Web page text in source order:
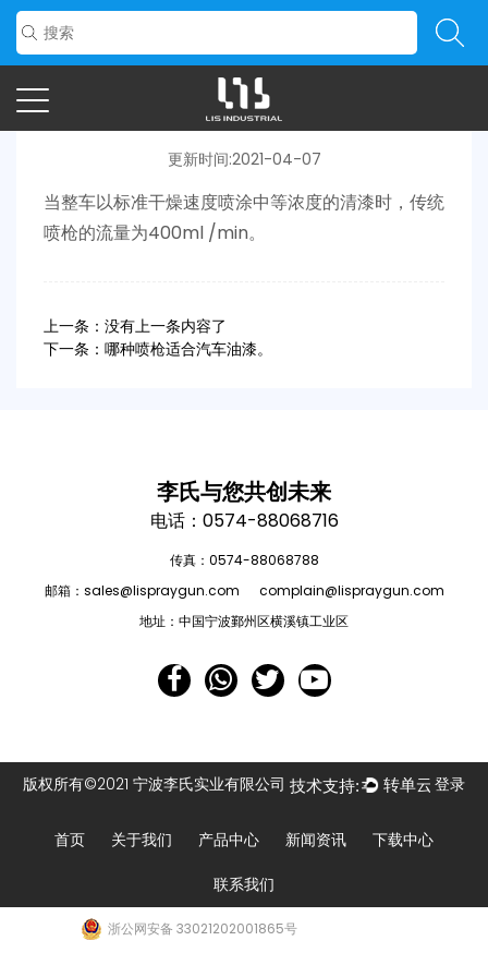
整车喷涂常规喷枪流量
更新时间:2021-04-07
当整车以标准干燥速度喷涂中等浓度的清漆时，传统
喷枪的流量为400ml /min。
上一条：没有上一条内容了
下一条：哪种喷枪适合汽车油漆。
李氏与您共创未来
电话：0574-88068716
传真：0574-88068788
邮箱： sales@lispraygun.com
complain@lispraygun.com
地址：中国宁波鄞州区横溪镇工业区
版权所有©2021 宁波李氏实业有限公司 登录
首页 关于我们 产品中心 新闻资讯 下载中心
联系我们
浙公网安备 33021202001865号